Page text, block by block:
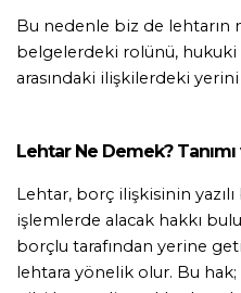
Bu nedenle biz de lehtarın
belgelerdeki rolünü, hukuki
arasındaki ilişkilerdeki yerini
Lehtar Ne Demek?
Lehtar, borç ilişkisinin
işlemlerde alacak hakkı
borçlu tarafından yerine
lehtara yönelik olur. Bu